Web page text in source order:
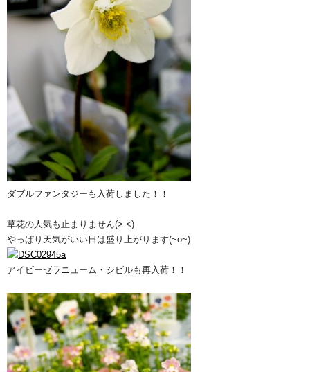
ダブルファンタジーも入荷しました！！
草花の人気も止まりません(>.<)
やっぱり天気がいい日は盛り上がります(~o~)
アイビーゼラニューム・シビルも再入荷！！